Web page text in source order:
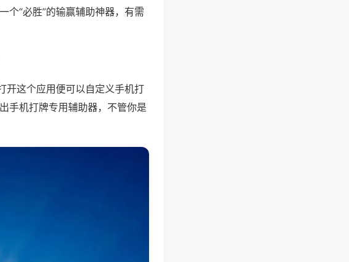
个“必胜”的输赢辅助神器，有需
开这个应用便可以自定义手机打
手机打牌专用辅助器，不管你是